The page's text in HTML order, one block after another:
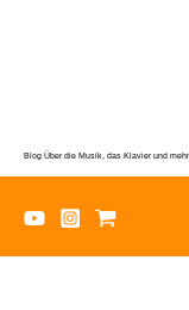
Blog Über die Musik, das Klavier und mehr